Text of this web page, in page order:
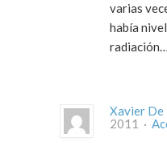
varias
había
radiación…
Xavier De
2011 ·